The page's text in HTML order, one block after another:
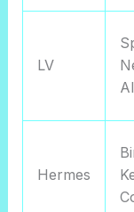
LV
Hermes